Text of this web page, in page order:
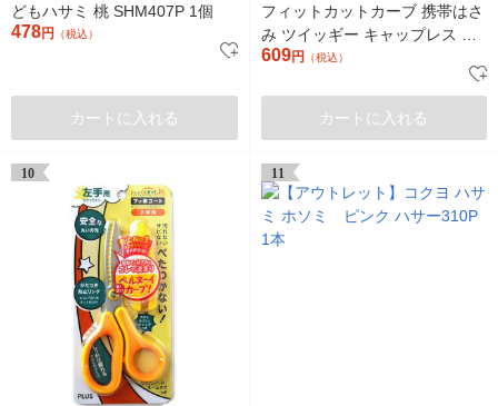
どもハサミ 桃 SHM407P 1個
478円 （税込）
カートに入れる
フィットカットカーブ 携帯はさ
み ツイッギー キャップレス ベ
ビーピンク 36688 1個
609円 （税込）
カートに入れる
10 11